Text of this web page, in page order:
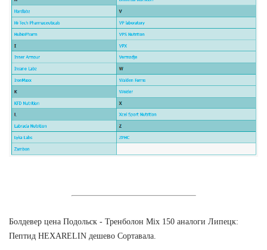
Болдевер цена Подольск - Тренболон Mix 150 аналоги Липецк:
Пептид HEXARELIN дешево Сортавала.